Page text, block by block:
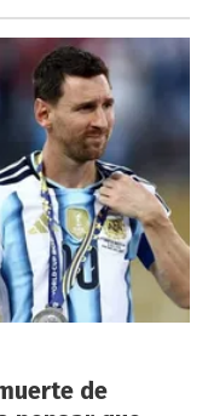
de